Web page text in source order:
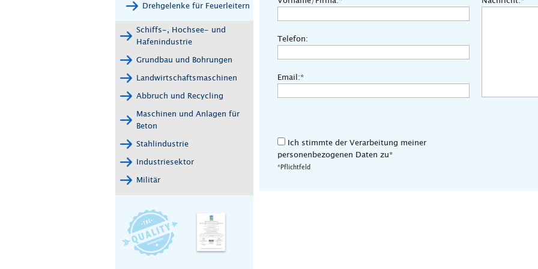
Drehgelenke für Feuerleitern
Schiffs-, Hochsee- und
Hafenindustrie
Grundbau und Bohrungen
Landwirtschaftsmaschinen
Abbruch und Recycling
Maschinen und Anlagen für
Beton
Stahlindustrie
Industriesektor
Militär
Telefon:
Email:*
Ich stimmte der Verarbeitung meiner
personenbezogenen Daten zu*
*Pflichtfeld